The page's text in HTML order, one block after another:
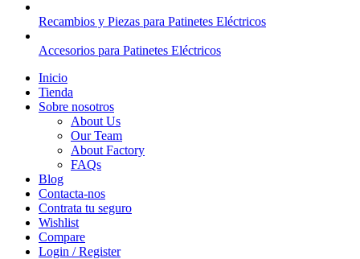
Recambios y Piezas para Patinetes Eléctricos
Accesorios para Patinetes Eléctricos
Inicio
Tienda
Sobre nosotros
About Us
Our Team
About Factory
FAQs
Blog
Contacta-nos
Contrata tu seguro
Wishlist
Compare
Login / Register